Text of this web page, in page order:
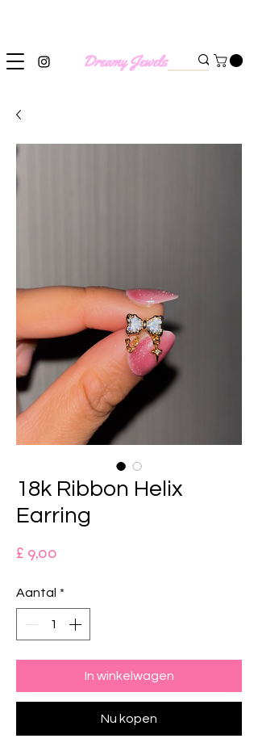
18k Ribbon Helix
Earring
£ 9,00
Aantal *
In winkelwagen
Nu kopen